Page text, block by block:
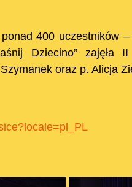
400 uczestników
Dziecino”
oraz p. Alicja